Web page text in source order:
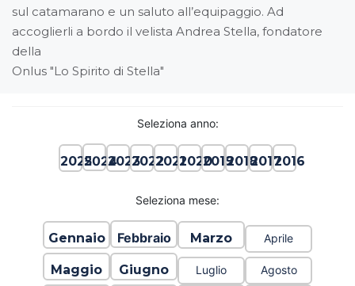
sul catamarano e un saluto all’equipaggio. Ad
accoglierli a bordo il velista Andrea Stella, fondatore
della
Onlus "Lo Spirito di Stella"
Seleziona anno:
2025202420232022202120202019201820172016
Seleziona mese:
Gennaio Febbraio Marzo Aprile
Maggio Giugno Luglio Agosto